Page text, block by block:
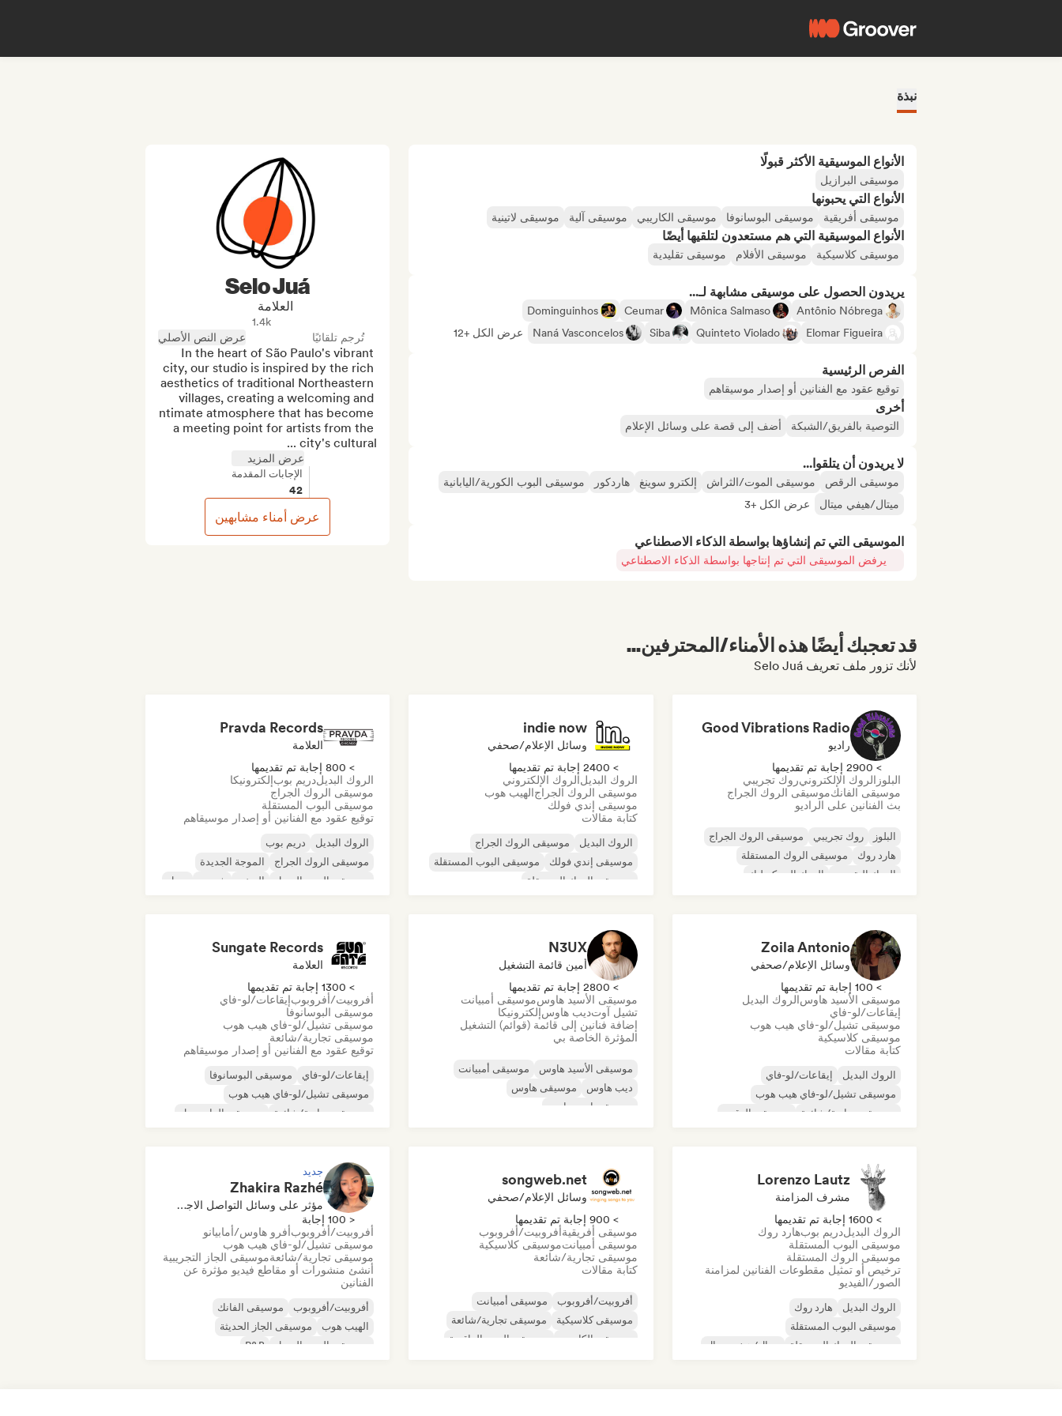
نبذة
الأنواع الموسيقية الأكثر قبولًا
موسيقى البرازيل
الأنواع التي يحبونها
موسيقى أفريقية موسيقى البوسانوفا موسيقى الكاريبي موسيقى آلية موسيقى لاتينية
الأنواع الموسيقية التي هم مستعدون لتلقيها أيضًا
موسيقى كلاسيكية موسيقى الأفلام موسيقى تقليدية
يريدون الحصول على موسيقى مشابهة لـ...
Antônio Nóbrega
Mônica Salmaso
Ceumar
Dominguinhos
Elomar Figueira
Quinteto Violado
Siba
Naná Vasconcelos عرض الكل +12
الفرص الرئيسية
توقيع عقود مع الفنانين أو إصدار موسيقاهم
أخرى
التوصية بالفريق/الشبكة أضف إلى قصة على وسائل الإعلام
لا يريدون أن يتلقوا...
موسيقى الرقص موسيقى الموت/الثراش إلكترو سوينغ هاردكور
موسيقى البوب الكورية/اليابانية
ميتال/هيفي ميتال
عرض الكل +3
الموسيقى التي تم إنشاؤها بواسطة الذكاء الاصطناعي
يرفض الموسيقى التي تم إنتاجها بواسطة الذكاء الاصطناعي
Selo Juá
العلامة
1.4k
تُرجم تلقائيًا
عرض النص الأصلي
In the heart of São Paulo's vibrant
city, our studio is inspired by the rich
aesthetics of traditional Northeastern
villages, creating a welcoming and
intimate atmosphere that has become
a meeting point for artists from the
city's cultural ...
عرض المزيد
الإجابات المقدمة
42
عرض أمناء مشابهين
قد تعجبك أيضًا هذه الأمناء/المحترفين...
لأنك تزور ملف تعريف Selo Juá
Good Vibrations Radio
راديو
> 2900 إجابة تم تقديمها
البلوز الروك الإلكترونيروك تجريبي
موسيقى الفانكموسيقى الروك الجراج
بث الفنانين على الراديو
البلوز روك تجريبي
موسيقى الروك الجراج
هارد روك
موسيقى الروك المستقلة
الروك التقدمي
الروك السيكديليك
indie now
وسائل الإعلام/صحفي
> 2400 إجابة تم تقديمها
الروك البديلالروك الإلكتروني
موسيقى الروك الجراجالهيب هوب
موسيقى إندي فولك
كتابة مقالات
الروك البديل
موسيقى الروك الجراج
موسيقى إندي فولك
موسيقى البوب المستقلة
موسيقى الروك المستقلة
Pravda Records
العلامة
> 800 إجابة تم تقديمها
الروك البديلدريم بوبإلكترونيكا
موسيقى الروك الجراج
موسيقى البوب المستقلة
توقيع عقود مع الفنانين أو إصدار موسيقاهم
الروك البديل
دريم بوب
موسيقى الروك الجراج
الموجة الجديدة
موسيقى البوب السول
الريغي شوجيز سول
Zoila Antonio
وسائل الإعلام/صحفي
> 100 إجابة تم تقديمها
موسيقى الأسيد هاوسالروك البديل
إيقاعات/لو-فاي
موسيقى تشيل/لو-فاي هيب هوب
موسيقى كلاسيكية
كتابة مقالات
الروك البديل
إيقاعات/لو-فاي
موسيقى تشيل/لو-فاي هيب هوب
موسيقى تجارية/شائعة
موسيقى الرقص
N3UX
أمين قائمة التشغيل
> 2800 إجابة تم تقديمها
موسيقى الأسيد هاوسموسيقى أمبيانت
تشيل آوتديب هاوسإلكترونيكا
إضافة فنانين إلى قائمة (قوائم) التشغيل
المؤثرة الخاصة بي
موسيقى الأسيد هاوس
موسيقى أمبيانت
ديب هاوس
موسيقى هاوس
موسيقى إندي دانس
Sungate Records
العلامة
> 1300 إجابة تم تقديمها
أفروبيت/أفروبوبإيقاعات/لو-فاي
موسيقى البوسانوفا
موسيقى تشيل/لو-فاي هيب هوب
موسيقى تجارية/شائعة
توقيع عقود مع الفنانين أو إصدار موسيقاهم
إيقاعات/لو-فاي
موسيقى البوسانوفا
موسيقى تشيل/لو-فاي هيب هوب
موسيقى تجارية/شائعة
موسيقى الدانسهول
Lorenzo Lautz
مشرف المزامنة
> 1600 إجابة تم تقديمها
الروك البديلدريم بوبهارد روك
موسيقى البوب المستقلة
موسيقى الروك المستقلة
ترخيص أو تمثيل مقطوعات الفنانين لمزامنة
الصور/الفيديو
الروك البديل
هارد روك
موسيقى البوب المستقلة
موسيقى الروك المستقلة
ميتال/هيفي ميتال
songweb.net
وسائل الإعلام/صحفي
> 900 إجابة تم تقديمها
موسيقى أفريقيةأفروبيت/أفروبوب
موسيقى أمبيانتموسيقى كلاسيكية
موسيقى تجارية/شائعة
كتابة مقالات
أفروبيت/أفروبوب
موسيقى أمبيانت
موسيقى كلاسيكية
موسيقى تجارية/شائعة
موسيقى الكانتري
موسيقى البوب الراقصة
جديد
Zhakira Razhé
مؤثر على وسائل التواصل الاجتماعي
< 100 إجابة
أفروبيت/أفروبوبأفرو هاوس/أمابيانو
موسيقى تشيل/لو-فاي هيب هوب
موسيقى تجارية/شائعةموسيقى الجاز التجريبية
أنشئ منشورات أو مقاطع فيديو مؤثرة عن
الفنانين
أفروبيت/أفروبوب
موسيقى الفانك
الهيب هوب
موسيقى الجاز الحديثة
موسيقى البوب السول
R&B